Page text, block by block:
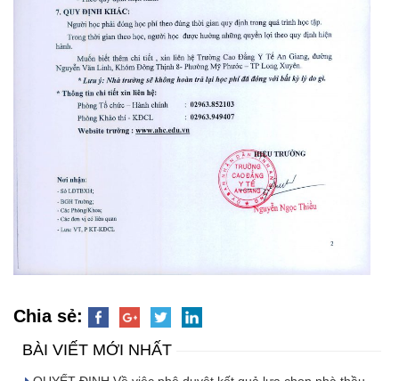
Chia sẻ:
BÀI VIẾT MỚI NHẤT